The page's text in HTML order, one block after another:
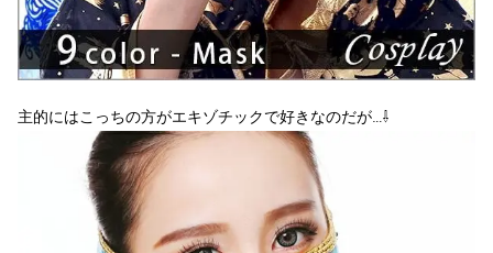
主的にはこっちの方がエキゾチックで好きなのだが…⇩